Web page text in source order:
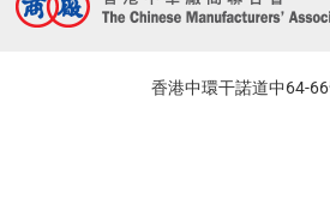
香港中環干諾道中64-